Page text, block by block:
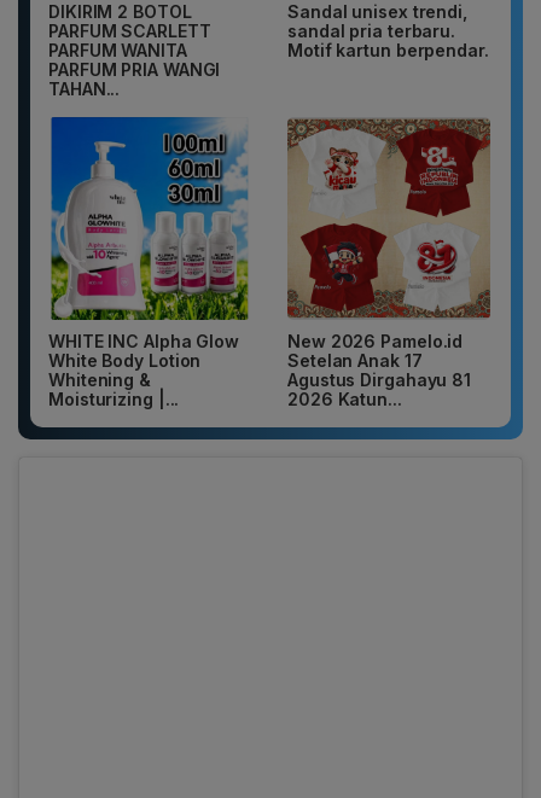
DIKIRIM 2 BOTOL
PARFUM SCARLETT
PARFUM WANITA
PARFUM PRIA WANGI
TAHAN...
Sandal unisex trendi,
sandal pria terbaru.
Motif kartun berpendar.
WHITE INC Alpha Glow
White Body Lotion
Whitening &
Moisturizing |...
New 2026 Pamelo.id
Setelan Anak 17
Agustus Dirgahayu 81
2026 Katun...